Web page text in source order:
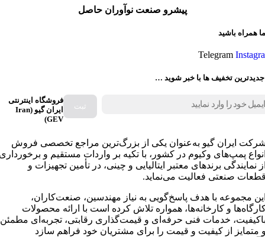
پیشرو صنعت نوآوران حاصل
ما همراه باشید
Telegram
جدیدترین تخفیف ها با خبر شوید …
فروشگاه اینترنتی
ایران گیو (Iran
GEV)
ایران گیو به‌عنوان یکی از بزرگ‌ترین مراجع تخصصی فروش
پمپ‌های وکیوم در کشور، با تکیه بر واردات مستقیم و
نمایندگی برندهای معتبر ایتالیایی و چینی، در تأمین تجهیزات و
صنعتی فعالیت می‌نماید.
مجموعه با هدف پاسخ‌گویی به نیاز مهندسین، صنعت‌کاران،
و کارخانه‌ها، همواره تلاش کرده است با ارائه محصولات
خدمات فنی حرفه‌ای و قیمت‌گذاری رقابتی، تجربه‌ای مطمئن
متمایز از کیفیت و قیمت را برای مشتریان خود فراهم سازد